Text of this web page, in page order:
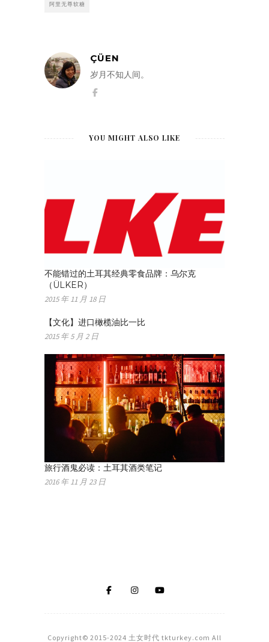
阿里无尊软糖
ÇÜEN
岁月不知人间。
YOU MIGHT ALSO LIKE
不能错过的土耳其经典零食品牌：乌尔克
（ÜLKER）
2015 年 11 月 18 日
【文化】进口橄榄油比一比
2015 年 5 月 2 日
旅行酒鬼必读：土耳其酒类笔记
2016 年 11 月 23 日
Copyright© 2015-2024 土女时代 tkturkey.com All